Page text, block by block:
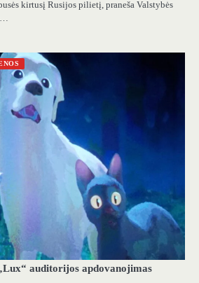
kirtusį Rusijos pilietį, praneša Valstybės
auditorijos apdovanojimas